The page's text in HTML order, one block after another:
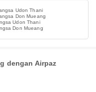
Udon Thani
Don Mueang
Udon Thani
Don Mueang
dengan Airpaz